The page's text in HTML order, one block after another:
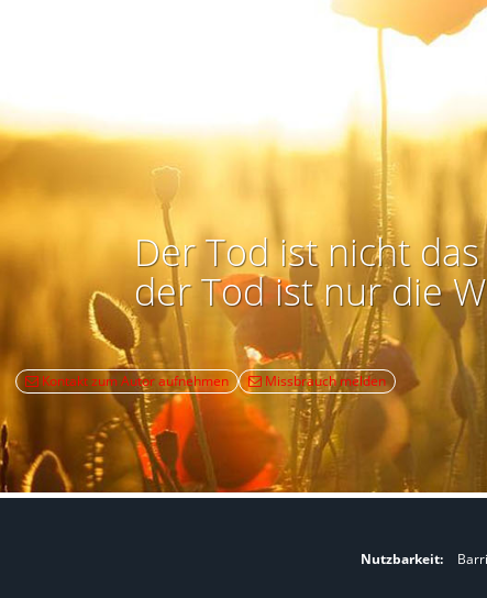
Der Tod ist nicht
der Tod ist nur die
Kontakt zum Autor aufnehmen Missbrauch melden
Nutzbarkeit: